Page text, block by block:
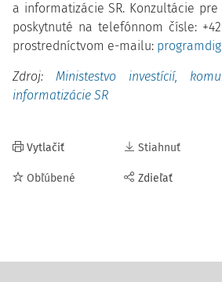
a informatizácie SR. Konzultácie
poskytnuté na telefónnom čísle:
prostredníctvom e-mailu:
Zdroj: Ministestvo investícií,
informatizácie SR
Vytlačiť
Obľúbené
Stiahnuť
Zdieľať